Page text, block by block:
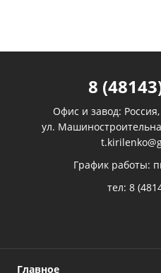
Главное
8
Офис и завод:
ул.
График работы:
тел: 8